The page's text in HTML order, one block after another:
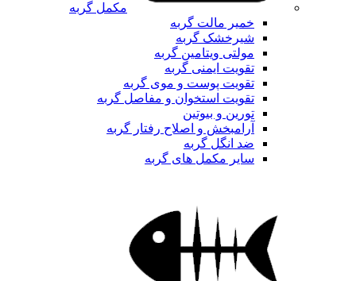
مکمل گربه
خمیر مالت گربه
شیرخشک گربه
مولتی ویتامین گربه
تقویت ایمنی گربه
تقویت پوست و موی گربه
تقویت استخوان و مفاصل گربه
تورین و بیوتین
آرامبخش و اصلاح رفتار گربه
ضد انگل گربه
سایر مکمل های گربه